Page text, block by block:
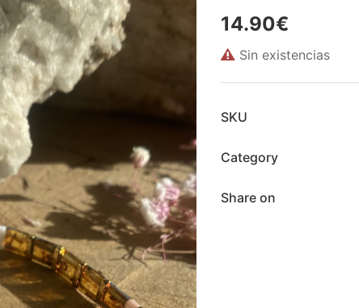
14.90€
Sin existencias
SKU
Category
Share on